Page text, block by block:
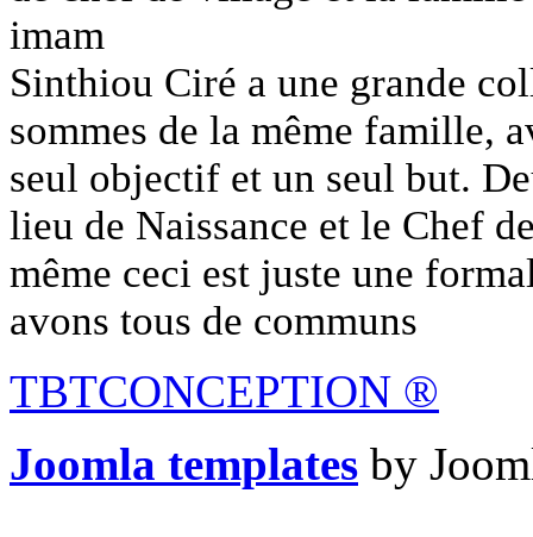
imam
Sinthiou Ciré a une grande
sommes de la même famille,
seul objectif et un seul but.
lieu de Naissance et le Chef
même ceci est juste une
avons tous de communs
TBTCONCEPTION ®
Joomla templates by